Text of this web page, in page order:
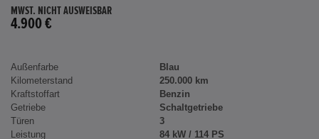
MWST. NICHT AUSWEISBAR
4.900 €
Außenfarbe
Blau
Kilometerstand
250.000 km
Kraftstoffart
Benzin
Getriebe
Schaltgetriebe
Türen
3
Leistung
84 kW / 114 PS